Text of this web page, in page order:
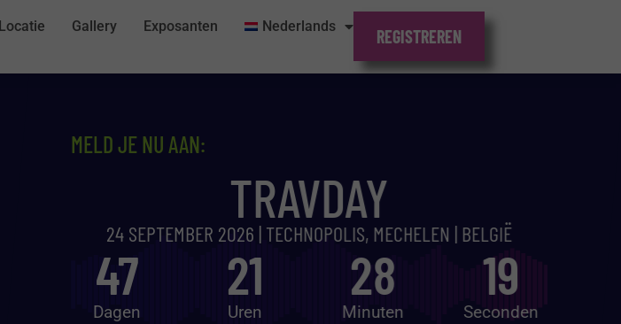
Locatie Gallery Exposanten Nederlands REGISTREREN
MELD JE NU AAN:
TRAVDAY
24 SEPTEMBER 2026 | TECHNOPOLIS, MECHELEN | BELGIË
47
Dagen
21
Uren
28
Minuten
18
Seconden